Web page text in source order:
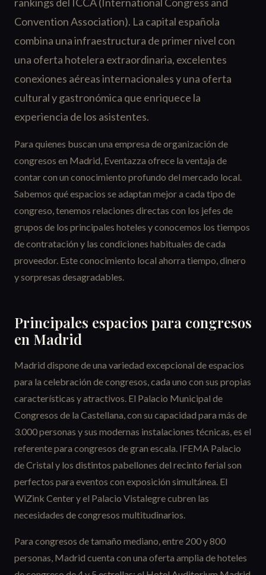
Convention Association). La capital española
combina una infraestructura de primer nivel con
una oferta hotelera extraordinaria, excelentes
conexiones aéreas internacionales y una oferta
cultural y gastronómica que enriquece la
experiencia de los asistentes.
Para quienes buscan una empresa de organización de
congresos en Madrid, Eventazza ofrece la ventaja de
contar con un conocimiento profundo del mercado local.
Sabemos qué espacios se adaptan mejor a cada tipo de
congreso, tenemos relaciones directas con los jefes de
grupos de los principales hoteles y conocemos los tiempos
de contratación y las condiciones habituales de cada
proveedor. Este conocimiento local ahorra tiempo, dinero
y sorpresas desagradables.
Principales espacios para congresos
en Madrid
Madrid dispone de una variedad excepcional de espacios
para la celebración de congresos, cada uno con sus propias
características y atractivos. El Palacio Municipal de
Congresos de la Castellana, con su capacidad para más de
3.000 personas y sus modernas instalaciones técnicas, es el
referente para congresos de gran escala. IFEMA Palacio
de Cristal y los distintos pabellones del recinto ferial son
perfectos para eventos con exposición simultánea. El
WiZink Center y el Palacio Vistalegre cubren las
necesidades de congresos multitudinarios.
Para congresos de tamaño mediano, entre 200 y 800
personas, Madrid cuenta con una oferta amplia de hoteles